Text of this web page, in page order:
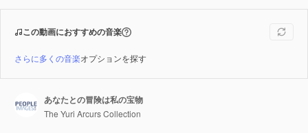
この動画におすすめの音楽
さらに多くの音楽オプションを探す
あなたとの冒険は私の宝物
The Yuri Arcurs Collection